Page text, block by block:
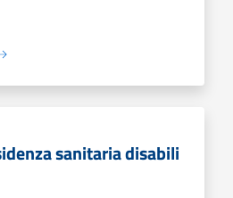
sanitaria disabili